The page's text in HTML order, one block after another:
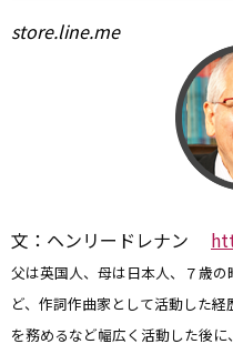
store.line.me
文：ヘンリードレナン
父は英国人、母は日本人、７歳
ど、作詞作曲家として活動した
を務めるなど幅広く活動した後に